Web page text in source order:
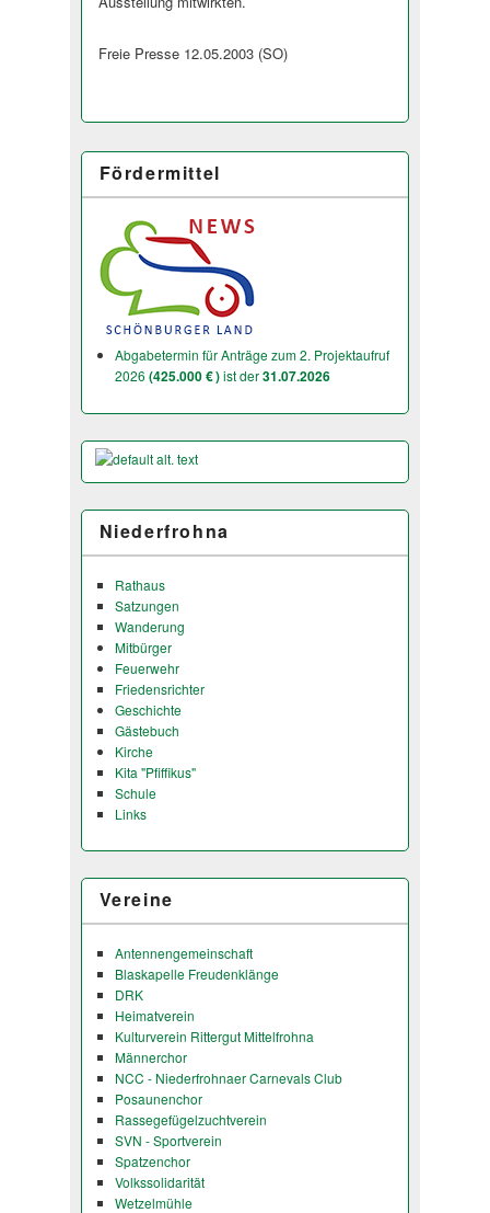
Freie Presse 12.05.2003 (SO)
Fördermittel
Abgabetermin für Anträge zum 2. Projektaufruf
2026 (425.000 € )ist der31.07.2026
Niederfrohna
Rathaus
Satzungen
Wanderung
Mitbürger
Feuerwehr
Friedensrichter
Geschichte
Gästebuch
Kirche
Kita "Pfiffikus"
Schule
Links
Vereine
Antennengemeinschaft
Blaskapelle Freudenklänge
DRK
Heimatverein
Kulturverein Rittergut Mittelfrohna
Männerchor
NCC - Niederfrohnaer Carnevals Club
Posaunenchor
Rassegefügelzuchtverein
SVN - Sportverein
Spatzenchor
Volkssolidarität
Wetzelmühle